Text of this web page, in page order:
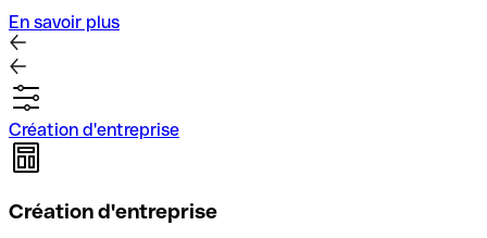
En savoir plus
Création d'entreprise
Création d'entreprise